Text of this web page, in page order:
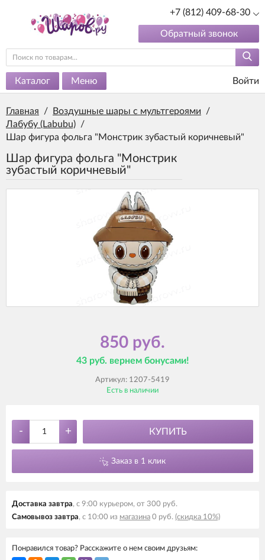
+7 (812) 409-68-30
Обратный звонок
Каталог Меню Войти
Главная / Воздушные шары с мультгероями
/
Лабубу (Labubu) /
Шар фигура фольга "Монстрик зубастый коричневый"
Шар фигура фольга "Монстрик
зубастый коричневый"
850 руб.
43 руб. вернем бонусами!
Артикул: 1207-5419
Есть в наличии
- + КУПИТЬ
Заказ в 1 клик
Доставка завтра, с 9:00 курьером, от 300 руб.
Самовывоз завтра, с 10:00 из магазина 0 руб. (скидка 10%)
Понравился товар? Расскажите о нем своим друзьям: